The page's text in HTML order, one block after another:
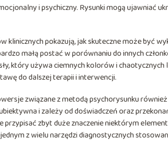
i psychiczny. Rysunki mogą ujawniać
klinicznych pokazują, jak skuteczne może być
małą postać w porównaniu do innych
który używa ciemnych kolorów i chaotycznych
do dalszej terapii i interwencji.
związane z metodą psychorysunku
i zależy od doświadczeń oraz
przypisać zbyt duże znaczenie niektórym
z wielu narzędzi diagnostycznych